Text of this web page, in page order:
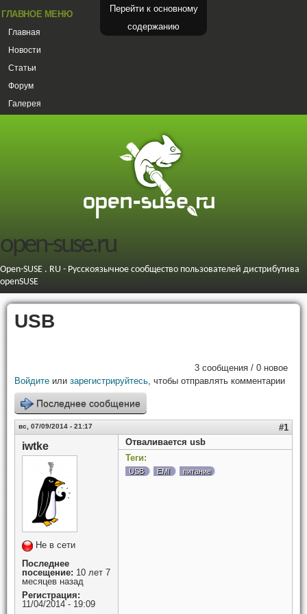
Перейти к основному
содержанию
ГЛАВНОЕ МЕНЮ
Главная
Новости
Статьи
Форум
Галерея
open-suse.ru
Open-SUSE . RU - Русскоязычное сообщество пользователей дистрибутива
openSUSE
USB
3 сообщения / 0 новое
Войдите или зарегистрируйтесь, чтобы отправлять комментарии
Последнее сообщение
вс, 07/09/2014 - 21:17 #1
iwtke
Не в сети
Последнее
посещение: 10 лет 7
месяцев назад
Регистрация:
11/04/2014 - 19:09
Отваливается usb
Теги:
USB EMI питание